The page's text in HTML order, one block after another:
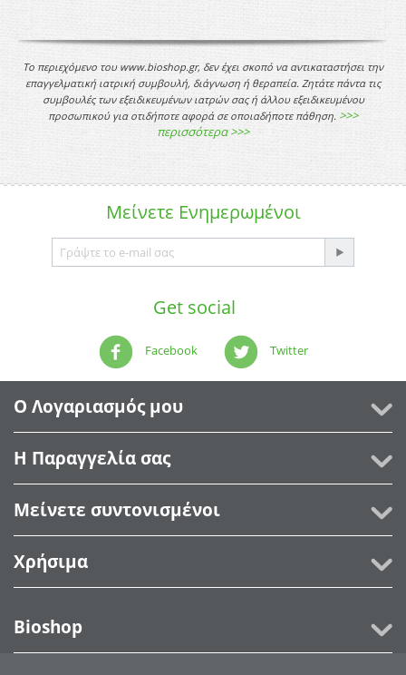
Το περιεχόμενο του www.bioshop.gr, δεν έχει σκοπό να αντικαταστήσει την
επαγγελματική ιατρική συμβουλή, διάγνωση ή θεραπεία. Ζητάτε πάντα τις
συμβουλές των εξειδικευμένων ιατρών σας ή άλλου εξειδικευμένου
προσωπικού για οτιδήποτε αφορά σε οποιαδήποτε πάθηση. >>>
περισσότερα >>>
Μείνετε Ενημερωμένοι
Get social
Facebook Twitter
Ο Λογαριασμός μου
Η Παραγγελία σας
Μείνετε συντονισμένοι
Χρήσιμα
Bioshop